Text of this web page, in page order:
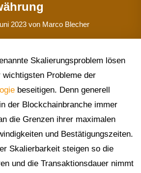
2023 von Marco Blecher
Skalierungsproblem lösen
wichtigsten Probleme der
beseitigen. Denn generell
der Blockchainbranche immer
die Grenzen ihrer maximalen
und Bestätigungszeiten.
Skalierbarkeit steigen so die
und die Transaktionsdauer nimmt